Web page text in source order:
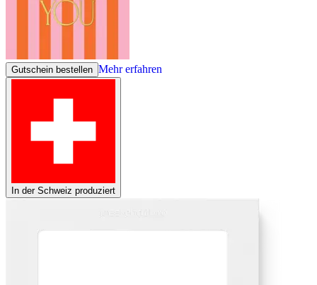
Gutschein bestellen Mehr erfahren
In der Schweiz produziert